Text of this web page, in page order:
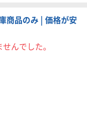
商品のみ | 価格が安
んでした。